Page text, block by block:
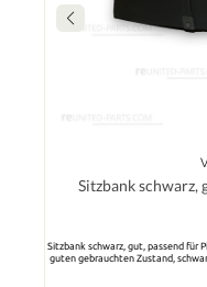
Sitzbank schwarz,
Sitzbank schwarz, gut, passend für
guten gebrauchten Zustand,